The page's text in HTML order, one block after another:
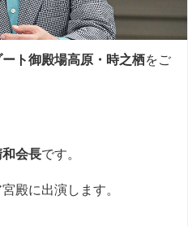
ト御殿場高原・時之栖をご
和会長です。
殿に出演します。